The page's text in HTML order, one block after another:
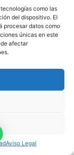
como las
del dispositivo. El
procesar datos como
únicas en este
afectar
Aviso Legal